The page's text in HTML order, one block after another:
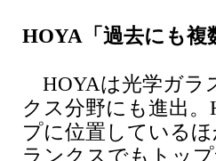
HOYA「過去にも複
HOYAは光学ガラ
クス分野にも進出
プに位置している
ランクスでもトッ